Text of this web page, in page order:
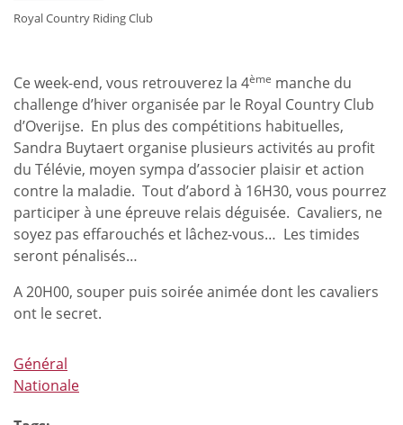
Royal Country Riding Club
Ce week-end, vous retrouverez la 4ème manche du
challenge d’hiver organisée par le Royal Country Club
d’Overijse. En plus des compétitions habituelles,
Sandra Buytaert organise plusieurs activités au profit
du Télévie, moyen sympa d’associer plaisir et action
contre la maladie. Tout d’abord à 16H30, vous pourrez
participer à une épreuve relais déguisée. Cavaliers, ne
soyez pas effarouchés et lâchez-vous… Les timides
seront pénalisés…
A 20H00, souper puis soirée animée dont les cavaliers
ont le secret.
Général
Nationale